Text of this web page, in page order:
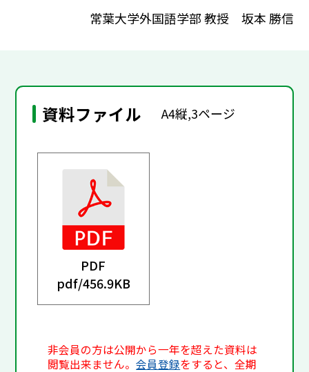
常葉大学外国語学部 教授 坂本 勝信
資料ファイル A4縦,3ページ
PDF
pdf/456.9KB
非会員の方は公開から一年を超えた資料は
閲覧出来ません。会員登録をすると、全期